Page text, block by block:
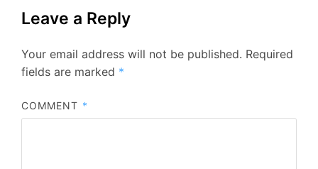
Leave a Reply
Your email address will not be published. Required
fields are marked *
COMMENT *